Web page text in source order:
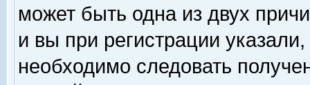
может быть одна из двух
и вы при регистрации
необходимо следовать